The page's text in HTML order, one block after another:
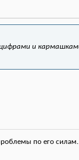
и
по его